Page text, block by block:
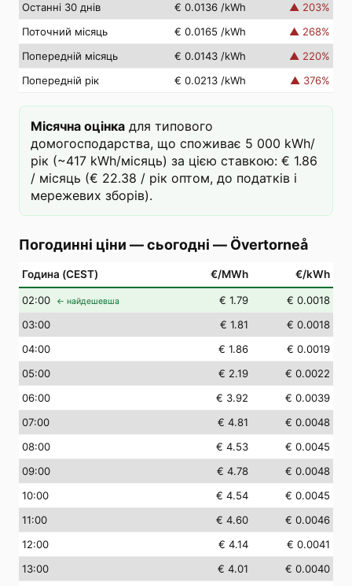
Останні 30 днів
€ 0.0136 /kWh ▲ 203%
Поточний місяць
€ 0.0165 /kWh ▲ 268%
Попередній місяць
€ 0.0143 /kWh ▲ 220%
Попередній рік
€ 0.0213 /kWh ▲ 376%
Місячна оцінка для типового
домогосподарства, що споживає 5 000 kWh/
рік (~417 kWh/місяць) за цією ставкою: € 1.86
/ місяць (€ 22.38 / рік оптом, до податків і
мережевих зборів).
Погодинні ціни — сьогодні — Övertorneå
Година (CEST) €/MWh €/kWh
02:00 ← найдешевша € 1.79
€ 0.0018
03:00 € 1.81
€ 0.0018
04:00 € 1.86
€ 0.0019
05:00 € 2.19
€ 0.0022
06:00 € 3.92
€ 0.0039
07:00 € 4.81
€ 0.0048
08:00 € 4.53
€ 0.0045
09:00 € 4.78
€ 0.0048
10:00 € 4.54
€ 0.0045
11:00 € 4.60
€ 0.0046
12:00 € 4.14
€ 0.0041
13:00 € 4.01
€ 0.0040